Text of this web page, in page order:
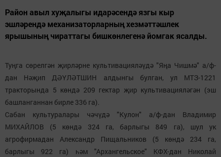
Район авыл хуҗалыгы идарәсендә язгы кыр
эшләрендә механизаторларның хезмәттәшлек
ярышының чираттагы бишкөнлегенә йомгак ясалды.
Туңга сөрелгән җирләрне культивацияләүдә "Яңа Чишмә" а/ф-
дан Нәҗип ДӘҮЛӘТШИН алдынгы булган, ул МТЗ-1221
тракторында 5 көндә 209 гектар җир культивацияләгән (эш
башланганнан бирле 336 га).
Сабан культуралары чәчүдә "Кулон" а/ф-дан Владимир
МИХАЙЛОВ (5 көндә 324 га, барлыгы 849 га), шул ук
агрофирмадан Александр Пищальников (5 көндә 234 га,
барлыгы 922 га) һәм "Архангельское" КФХ-дан Николай